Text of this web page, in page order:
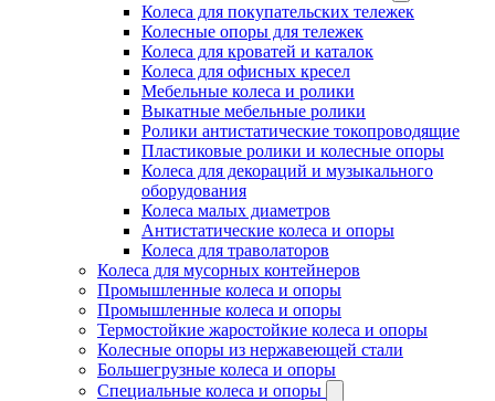
Колеса для покупательских тележек
Колесные опоры для тележек
Колеса для кроватей и каталок
Колеса для офисных кресел
Мебельные колеса и ролики
Выкатные мебельные ролики
Ролики антистатические токопроводящие
Пластиковые ролики и колесные опоры
Колеса для декораций и музыкального
оборудования
Колеса малых диаметров
Антистатические колеса и опоры
Колеса для траволаторов
Колеса для мусорных контейнеров
Промышленные колеса и опоры
Промышленные колеса и опоры
Термостойкие жаростойкие колеса и опоры
Колесные опоры из нержавеющей стали
Большегрузные колеса и опоры
Специальные колеса и опоры